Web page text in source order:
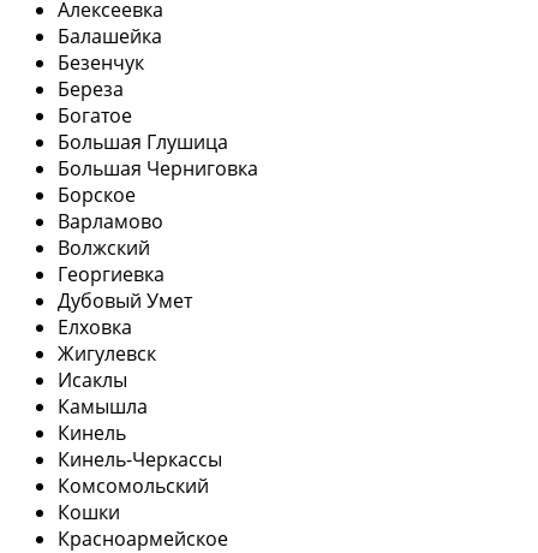
Алексеевка
Балашейка
Безенчук
Береза
Богатое
Большая Глушица
Большая Черниговка
Борское
Варламово
Волжский
Георгиевка
Дубовый Умет
Елховка
Жигулевск
Исаклы
Камышла
Кинель
Кинель-Черкассы
Комсомольский
Кошки
Красноармейское